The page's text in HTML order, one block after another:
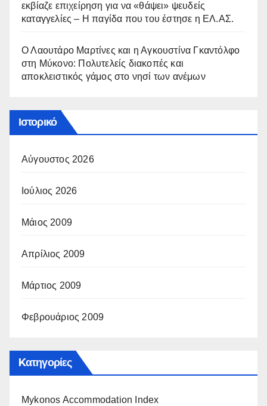
εκβίαζε επιχείρηση για να «θάψει» ψευδείς
καταγγελίες – Η παγίδα που του έστησε η ΕΛ.ΑΣ.
Ο Λαουτάρο Μαρτίνες και η Αγκουστίνα Γκαντόλφο
στη Μύκονο: Πολυτελείς διακοπές και
αποκλειστικός γάμος στο νησί των ανέμων
Ιστορικό
Αύγουστος 2026
Ιούλιος 2026
Μάιος 2009
Απρίλιος 2009
Μάρτιος 2009
Φεβρουάριος 2009
Kατηγορίες
Mykonos Accommodation Index